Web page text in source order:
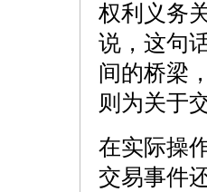
权利义务
说，这句
间的桥梁
则为关于
在实际操
交易事件